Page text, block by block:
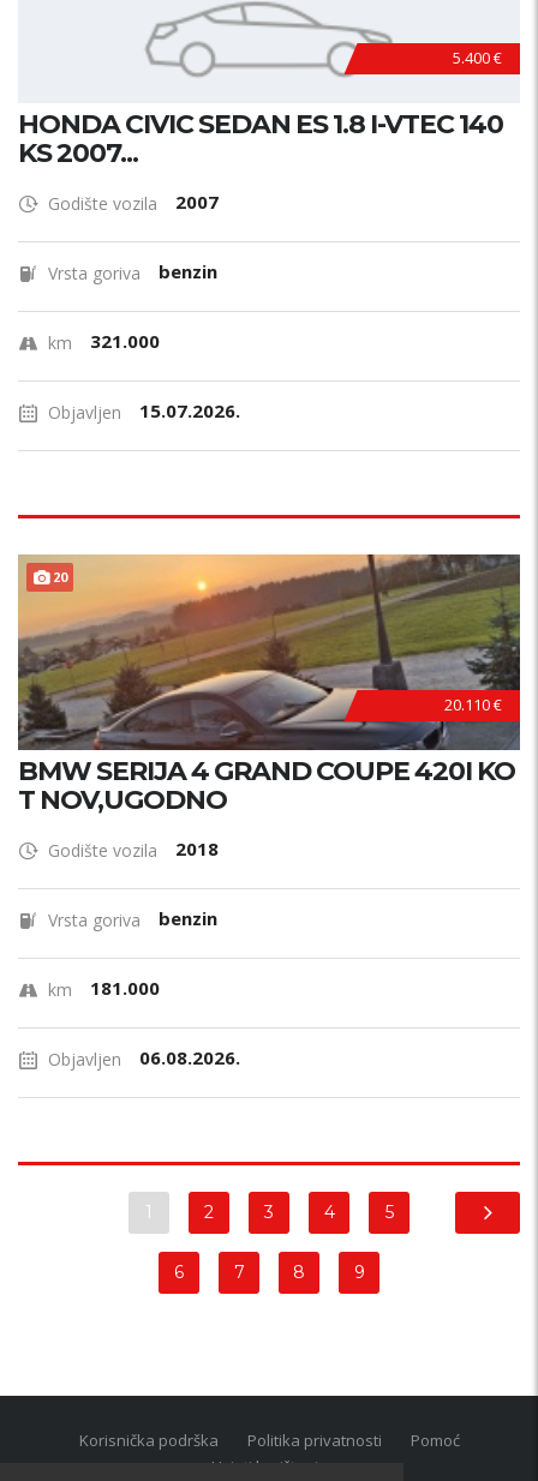
5.400 €
HONDA CIVIC SEDAN ES 1.8 I-VTEC 140
KS 2007...
Godište vozila 2007
Vrsta goriva benzin
km 321.000
Objavljen 15.07.2026.
20
20.110 €
BMW SERIJA 4 GRAND COUPE 420I KO
T NOV,UGODNO
Godište vozila 2018
Vrsta goriva benzin
km 181.000
Objavljen 06.08.2026.
1 2 3 4 5
6 7 8 9
Korisnička podrška Politika privatnosti
Pomoć
Uvjeti korištenja